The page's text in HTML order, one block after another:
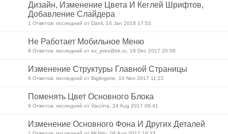
Дизайн, Изменение Цвета И Кеглей Шрифтов,
Добавление Слайдера
1 Ответов: последний от Danil, 14 Jan 2018 17:53
Не Работает Мобильное Меню
9 Ответов: последний от ex_pres@bk.ru, 19 Dec 2017 20:08
Изменение Структуры Главной Страницы
6 Ответов: последний от Biglingerie, 10 Nov 2017 11:22
Поменять Цвет Основного Блока
9 Ответов: последний от Vaccina, 24 Aug 2017 08:41
Изменение Основного Фона И Других Деталей